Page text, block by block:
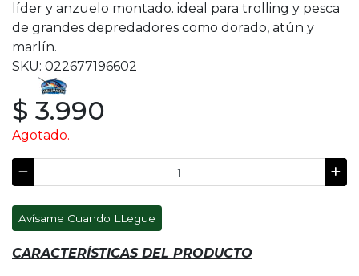
líder y anzuelo montado. ideal para trolling y pesca
de grandes depredadores como dorado, atún y
marlín.
SKU: 022677196602
$ 3.990
Agotado.
Avísame Cuando LLegue
CARACTERÍSTICAS DEL PRODUCTO